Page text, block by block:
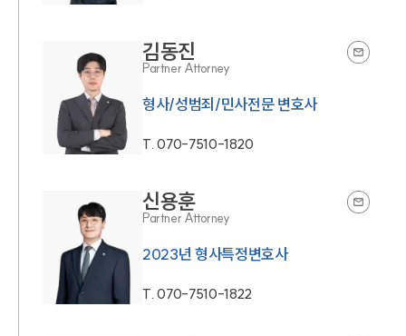
김동진
Partner Attorney
형사/성범죄/민사전문 변호사
T.070-7510-1820
신용훈
Partner Attorney
2023년 형사특정변호사
T.070-7510-1822